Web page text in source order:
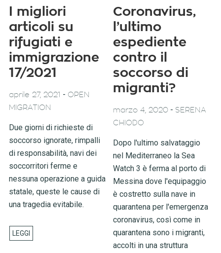
I migliori
articoli su
rifugiati e
immigrazione
17/2021
aprile 27, 2021 - OPEN
MIGRATION
Due giorni di richieste di
soccorso ignorate, rimpalli
di responsabilità, navi dei
soccorritori ferme e
nessuna operazione a guida
statale, queste le cause di
una tragedia evitabile.
Coronavirus,
l’ultimo
espediente
contro il
soccorso di
migranti?
marzo 4, 2020 - SERENA
CHIODO
Dopo l'ultimo salvataggio
nel Mediterraneo la Sea
Watch 3 è ferma al porto di
Messina dove l'equipaggio
è costretto sulla nave in
quarantena per l'emergenza
coronavirus, così come in
quarantena sono i migranti,
accolti in una struttura